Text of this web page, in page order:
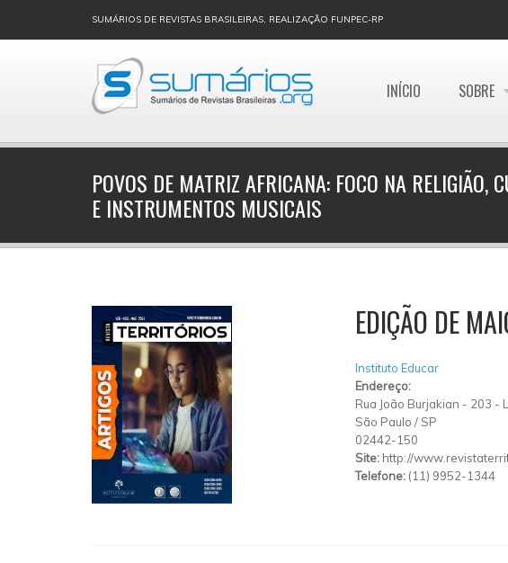
SUMÁRIOS DE REVISTAS BRASILEIRAS, REALIZAÇÃO FUNPEC-RP
INÍCIO SOBRE
POVOS DE MATRIZ AFRICANA: FOCO NA RELIGIÃO,
E INSTRUMENTOS MUSICAIS
EDIÇÃO DE
Instituto Educar
Endereço:
Rua João Burjakian - 203 -
São Paulo / SP
02442-150
Site: http://
Telefone: (11) 9952-1344